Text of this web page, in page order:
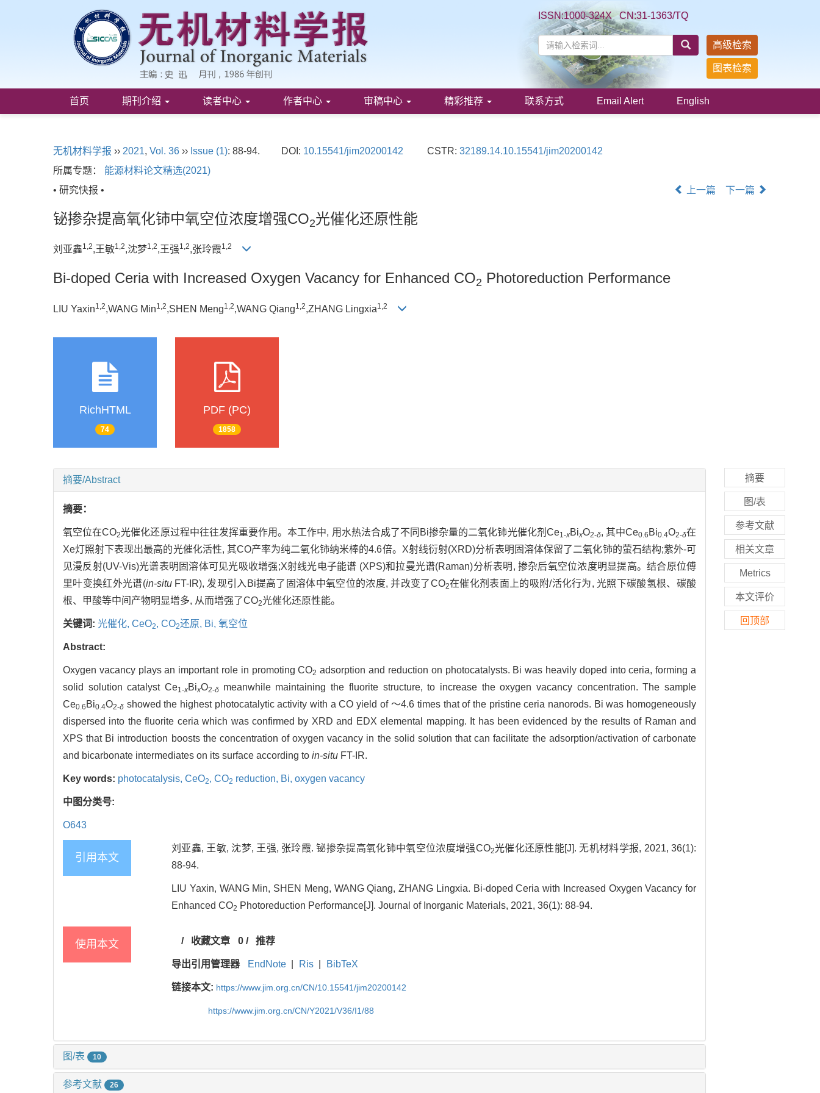
ISSN:1000-324X CN:31-1363/TQ
高级检索
图表检索
首页 期刊介绍 读者中心 作者中心 审稿中心 精彩推荐 联系方式 Email Alert English
无机材料学报 ›› 2021, Vol. 36 ›› Issue (1): 88-94. DOI: 10.15541/jim20200142 CSTR:32189.14.10.15541/jim20200142
所属专题： 能源材料论文精选(2021)
• 研究快报 •
上一篇 下一篇
铋掺杂提高氧化铈中氧空位浓度增强CO2光催化还原性能
刘亚鑫1,2,王敏1,2,沈梦1,2,王强1,2,张玲霞1,2
Bi-doped Ceria with Increased Oxygen Vacancy for Enhanced CO2 Photoreduction Performance
LIU Yaxin1, 2,WANG Min1, 2,SHEN Meng1, 2,WANG Qiang1, 2,ZHANG Lingxia1, 2
RichHTML
74
PDF (PC)
1858
摘要/Abstract
摘要：
氧空位在CO2光催化还原过程中往往发挥重要作用。本工作中, 用水热法合成了不同Bi掺杂量的二氧化铈光催化剂Ce1-xBixO2-δ, 其中Ce0.6 Bi0.4O2-δ在
Xe灯照射下表现出最高的光催化活性, 其CO产率为纯二氧化铈纳米棒的4.6倍。X射线衍射(XRD)分析表明固溶体保留了二氧化铈的萤石结构;紫外-可
见漫反射(UV-Vis)光谱表明固溶体可见光吸收增强;X射线光电子能谱 (XPS)和拉曼光谱(Raman)分析表明, 掺杂后氧空位浓度明显提高。结合原位傅
里叶变换红外光谱(in-situFT-IR), 发现引入Bi提高了固溶体中氧空位的浓度, 并改变了CO2在催化剂表面上的吸附/活化行为, 光照下碳酸氢根、碳酸
根、甲酸等中间产物明显增多, 从而增强了CO2光催化还原性能。
关键词: 光催化, CeO2, CO2还原, Bi, 氧空位
Abstract:
Oxygen vacancy plays an important role in promoting CO2 adsorption and reduction on photocatalysts. Bi was heavily doped into ceria, forming a
solid solution catalyst Ce1-xBixO2-δ meanwhile maintaining the fluorite structure, to increase the oxygen vacancy concentration. The sample
Ce0.6 Bi0.4O2-δ showed the highest photocatalytic activity with a CO yield of ～4.6 times that of the pristine ceria nanorods. Bi was homogeneously
dispersed into the fluorite ceria which was confirmed by XRD and EDX elemental mapping. It has been evidenced by the results of Raman and
XPS that Bi introduction boosts the concentration of oxygen vacancy in the solid solution that can facilitate the adsorption/activation of carbonate
and bicarbonate intermediates on its surface according to in-situ FT-IR.
Key words: photocatalysis, CeO2, CO2 reduction, Bi, oxygen vacancy
中图分类号:
O643
引用本文
刘亚鑫, 王敏, 沈梦, 王强, 张玲霞. 铋掺杂提高氧化铈中氧空位浓度增强CO2光催化还原性能[J]. 无机材料学报, 2021, 36(1):
88-94.
LIU Yaxin, WANG Min, SHEN Meng, WANG Qiang, ZHANG Lingxia. Bi-doped Ceria with Increased Oxygen Vacancy for
Enhanced CO2 Photoreduction Performance[J]. Journal of Inorganic Materials, 2021, 36(1): 88-94.
使用本文 / 收藏文章 0/ 推荐
导出引用管理器 EndNote Ris BibTeX
链接本文: https://www.jim.org.cn/CN/10.15541/jim20200142
https://www.jim.org.cn/CN/Y2021/V36/I1/88
图/表 10
参考文献 26
摘要
图/表
参考文献
相关文章
Metrics
本文评价
回顶部